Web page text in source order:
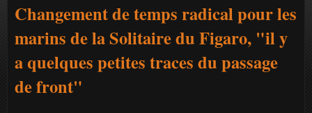
Changement de temps radical pour les
marins de la Solitaire du Figaro, "il y
a quelques petites traces du passage
de front"